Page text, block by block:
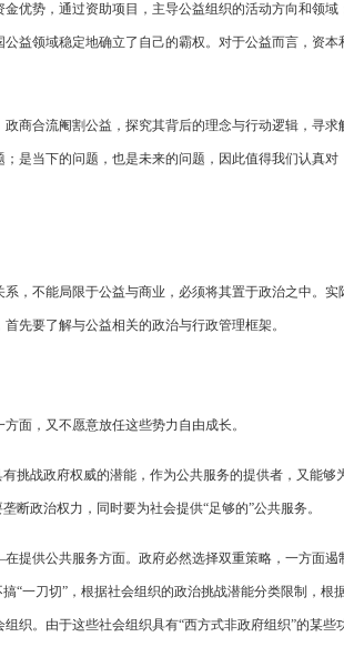
优势，通过资助项目，主导公益组织的活动方向和领域
益领域稳定地确立了自己的霸权。对于公益而言，资本
商合流阉割公益，探究其背后的理念与行动逻辑，寻求
是当下的问题，也是未来的问题，因此值得我们认真对
，不能局限于公益与商业，必须将其置于政治之中。实
先要了解与公益相关的政治与行政管理框架。
面，又不愿意放任这些势力自由成长。
挑战政府权威的潜能，作为公共服务的提供者，又能够
断政治权力，同时要为社会提供“足够的”公共服务。
供公共服务方面。政府必然选择双重策略，一方面遏
“一刀切”，根据社会组织的政治挑战潜能分类限制，根
织。由于这些社会组织具有“西方式非政府组织”的某些